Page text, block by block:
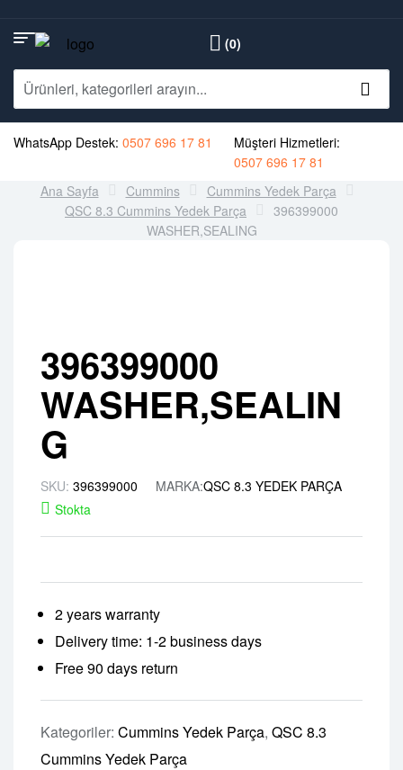
(0)
WhatsApp Destek: 0507 696 17 81
Müşteri Hizmetleri:
0507 696 17 81
Ana Sayfa
Cummins
Cummins Yedek Parça
QSC 8.3 Cummins Yedek Parça
396399000
WASHER,SEALING
396399000
WASHER,SEALIN
G
SKU: 396399000 MARKA:QSC 8.3 YEDEK PARÇA
Stokta
2 years warranty
Delivery time: 1-2 business days
Free 90 days return
Kategoriler: Cummins Yedek Parça, QSC 8.3
Cummins Yedek Parça